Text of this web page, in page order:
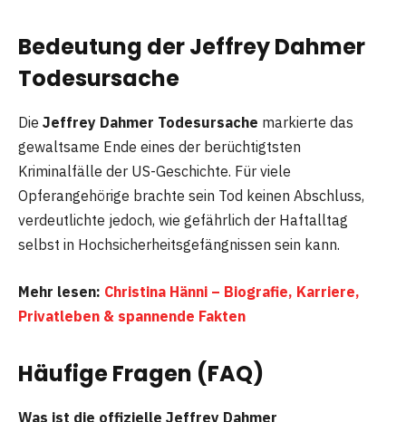
Bedeutung der Jeffrey Dahmer
Todesursache
Die Jeffrey Dahmer Todesursache markierte das
gewaltsame Ende eines der berüchtigtsten
Kriminalfälle der US-Geschichte. Für viele
Opferangehörige brachte sein Tod keinen Abschluss,
verdeutlichte jedoch, wie gefährlich der Haftalltag
selbst in Hochsicherheitsgefängnissen sein kann.
Mehr lesen: Christina Hänni – Biografie, Karriere,
Privatleben & spannende Fakten
Häufige Fragen (FAQ)
Was ist die offizielle Jeffrey Dahmer